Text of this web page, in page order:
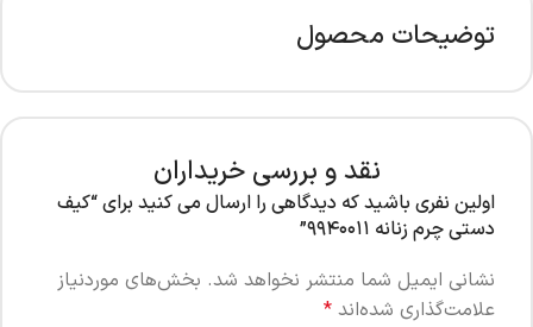
توضیحات محصول
نقد و بررسی خریداران
اولین نفری باشید که دیدگاهی را ارسال می کنید برای “کیف
دستی چرم زنانه ۹۹۴۰۰۱۱”
نشانی ایمیل شما منتشر نخواهد شد. بخش‌های موردنیاز
علامت‌گذاری شده‌اند *